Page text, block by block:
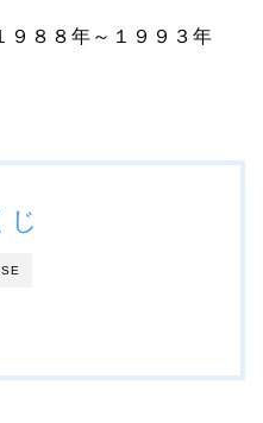
８８年～１９９３年
じ